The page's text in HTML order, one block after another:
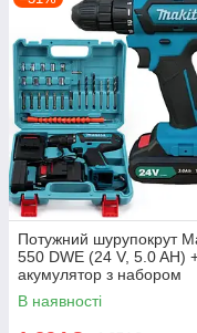
Потужний шурупокрут
550 DWE (24 V, 5.0 AH)
акумулятор з набором
інструментів "Макіта"
В наявності